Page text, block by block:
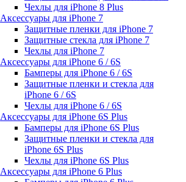
Чехлы для iPhone 8 Plus
Аксессуары для iPhone 7
Защитные пленки для iPhone 7
Защитные стекла для iPhone 7
Чехлы для iPhone 7
Аксессуары для iPhone 6 / 6S
Бамперы для iPhone 6 / 6S
Защитные пленки и стекла для
iPhone 6 / 6S
Чехлы для iPhone 6 / 6S
Аксессуары для iPhone 6S Plus
Бамперы для iPhone 6S Plus
Защитные пленки и стекла для
iPhone 6S Plus
Чехлы для iPhone 6S Plus
Аксессуары для iPhone 6 Plus